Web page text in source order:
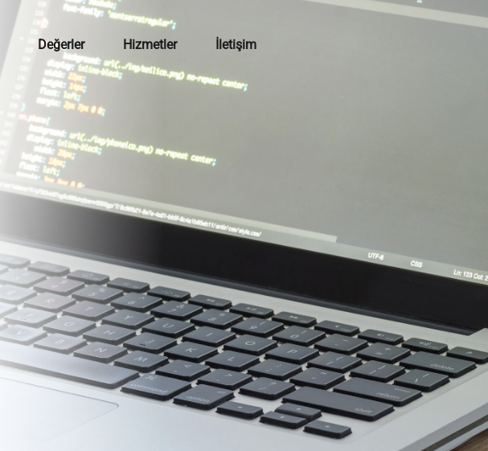
Değerler Hizmetler İletişim